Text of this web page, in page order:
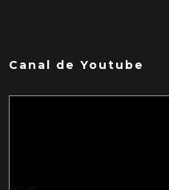
Canal de Youtube